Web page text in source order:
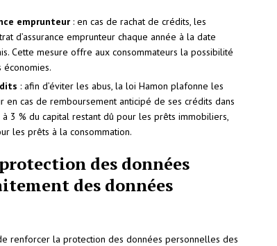
emprunteur : en cas de rachat de crédits, les
d’assurance emprunteur chaque année à la date
Cette mesure offre aux consommateurs la possibilité
: afin d’éviter les abus, la loi Hamon plafonne les
cas de remboursement anticipé de ses crédits dans
3 % du capital restant dû pour les prêts immobiliers,
les prêts à la consommation.
des données
des données
renforcer la protection des données personnelles des